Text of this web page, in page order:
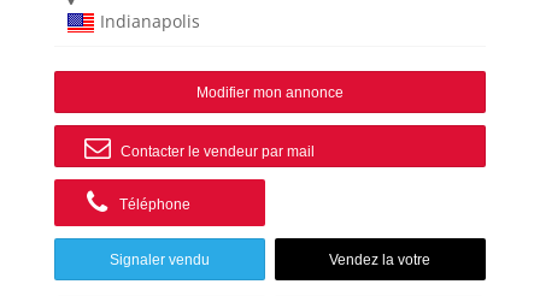
Indianapolis
Modifier mon annonce
Contacter le vendeur par mail
Téléphone
Signaler vendu